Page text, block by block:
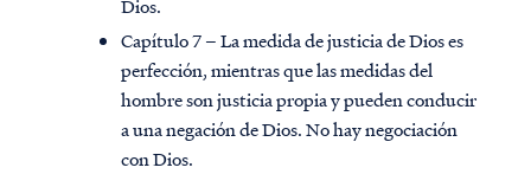
Dios.
Capítulo 7 – La medida de justicia de Dios es
perfección, mientras que las medidas del
hombre son justicia propia y pueden conducir
a una negación de Dios. No hay negociación
con Dios.